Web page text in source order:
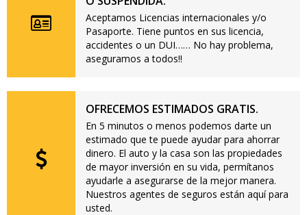
Aceptamos Licencias internacionales y/o
Pasaporte. Tiene puntos en sus licencia,
accidentes o un DUI…… No hay problema,
aseguramos a todos!!
OFRECEMOS ESTIMADOS GRATIS.
En 5 minutos o menos podemos darte un
estimado que te puede ayudar para ahorrar
dinero. El auto y la casa son las propiedades
de mayor inversión en su vida, permítanos
ayudarle a asegurarse de la mejor manera.
Nuestros agentes de seguros están aquí para
usted.